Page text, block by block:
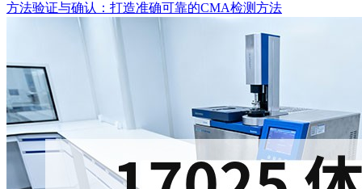
方法验证与确认：打造准确可靠的CMA检测方法